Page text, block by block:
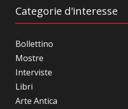
Categorie d'interesse
Bollettino
Mostre
Interviste
Libri
Arte Antica